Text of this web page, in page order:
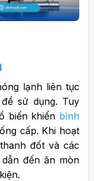
lạnh liên tục
sử dụng. Tuy
biến khiến bình
cấp. Khi hoạt
đốt và các
đến ăn mòn